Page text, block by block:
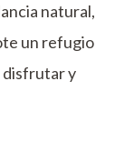
natural,
un refugio
disfrutar y